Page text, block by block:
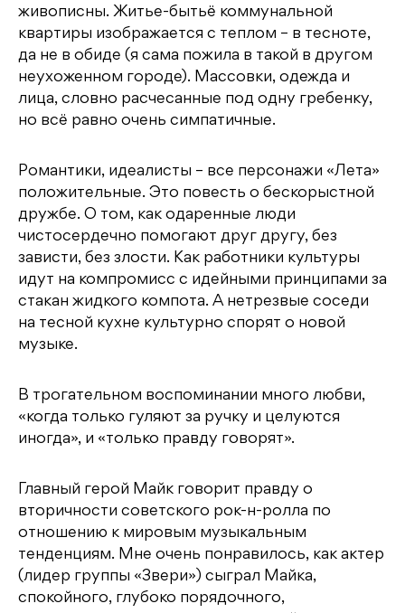
живописны. Житье-бытьё коммунальной
квартиры изображается с теплом – в тесноте,
да не в обиде (я сама пожила в такой в другом
неухоженном городе). Массовки, одежда и
лица, словно расчесанные под одну гребенку,
но всё равно очень симпатичные.
Романтики, идеалисты – все персонажи «Лета»
положительные. Это повесть о бескорыстной
дружбе. О том, как одаренные люди
чистосердечно помогают друг другу, без
зависти, без злости. Как работники культуры
идут на компромисс с идейными принципами за
стакан жидкого компота. А нетрезвые соседи
на тесной кухне культурно спорят о новой
музыке.
В трогательном воспоминании много любви,
«когда только гуляют за ручку и целуются
иногда», и «только правду говорят».
Главный герой Майк говорит правду о
вторичности советского рок-н-ролла по
отношению к мировым музыкальным
тенденциям. Мне очень понравилось, как актер
(лидер группы «Звери») сыграл Майка,
спокойного, глубоко порядочного,